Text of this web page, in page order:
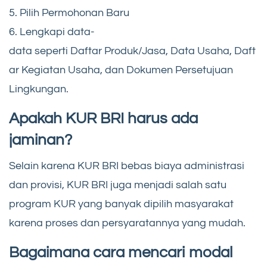
5. Pilih Permohonan Baru
6. Lengkapi data-
data seperti Daftar Produk/Jasa, Data Usaha, Daft
ar Kegiatan Usaha, dan Dokumen Persetujuan
Lingkungan.
Apakah KUR BRI harus ada
jaminan?
Selain karena KUR BRI bebas biaya administrasi
dan provisi, KUR BRI juga menjadi salah satu
program KUR yang banyak dipilih masyarakat
karena proses dan persyaratannya yang mudah.
Bagaimana cara mencari modal